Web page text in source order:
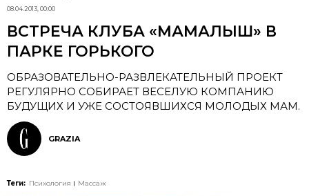
08.04.2013, 00:00
ВСТРЕЧА КЛУБА «МАМАЛЫШ» В
ПАРКЕ ГОРЬКОГО
ОБРАЗОВАТЕЛЬНО-РАЗВЛЕКАТЕЛЬНЫЙ ПРОЕКТ
РЕГУЛЯРНО СОБИРАЕТ ВЕСЕЛУЮ КОМПАНИЮ
БУДУЩИХ И УЖЕ СОСТОЯВШИХСЯ МОЛОДЫХ МАМ.
GRAZIA
Теги: Психология Массаж